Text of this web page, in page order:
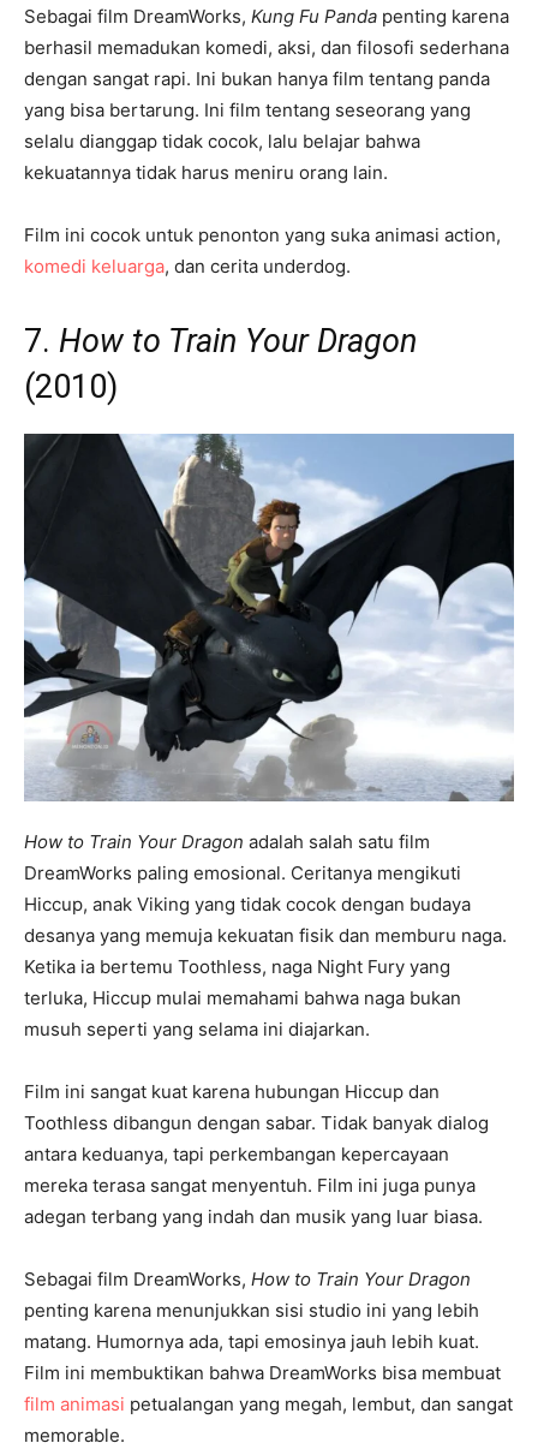
Sebagai film DreamWorks, Kung Fu Panda penting karena
berhasil memadukan komedi, aksi, dan filosofi sederhana
dengan sangat rapi. Ini bukan hanya film tentang panda
yang bisa bertarung. Ini film tentang seseorang yang
selalu dianggap tidak cocok, lalu belajar bahwa
kekuatannya tidak harus meniru orang lain.
Film ini cocok untuk penonton yang suka animasi action,
komedi keluarga, dan cerita underdog.
7. How to Train Your Dragon
(2010)
How to Train Your Dragon adalah salah satu film
DreamWorks paling emosional. Ceritanya mengikuti
Hiccup, anak Viking yang tidak cocok dengan budaya
desanya yang memuja kekuatan fisik dan memburu naga.
Ketika ia bertemu Toothless, naga Night Fury yang
terluka, Hiccup mulai memahami bahwa naga bukan
musuh seperti yang selama ini diajarkan.
Film ini sangat kuat karena hubungan Hiccup dan
Toothless dibangun dengan sabar. Tidak banyak dialog
antara keduanya, tapi perkembangan kepercayaan
mereka terasa sangat menyentuh. Film ini juga punya
adegan terbang yang indah dan musik yang luar biasa.
Sebagai film DreamWorks, How to Train Your Dragon
penting karena menunjukkan sisi studio ini yang lebih
matang. Humornya ada, tapi emosinya jauh lebih kuat.
Film ini membuktikan bahwa DreamWorks bisa membuat
film animasi petualangan yang megah, lembut, dan sangat
memorable.